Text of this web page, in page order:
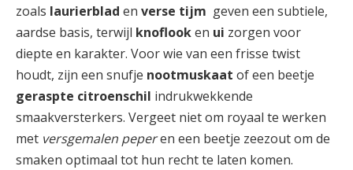
zoals laurierblad en verse ⁤tijm ‌ geven een subtiele,
aardse basis, terwijl knoflooken ui zorgen voor
diepte en karakter. Voor wie van ⁢een frisse⁣ twist‍
houdt, zijn ​een snufje nootmuskaat of​ een beetje
geraspte citroenschil indrukwekkende
smaakversterkers. ​Vergeet niet‌ om royaal te werken
met versgemalen peperen‍ een beetje⁢ zeezout ⁢om de
smaken optimaal tot hun recht⁢ te‍ laten komen.